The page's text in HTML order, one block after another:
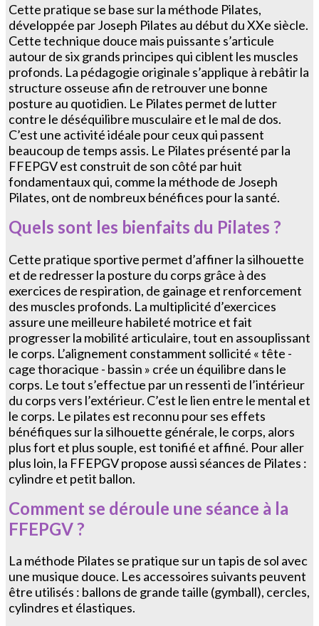
Cette pratique se base sur la méthode Pilates,
développée par Joseph Pilates au début du XXe siècle.
Cette technique douce mais puissante s’articule
autour de six grands principes qui ciblent les muscles
profonds. La pédagogie originale s’applique à rebâtir la
structure osseuse afin de retrouver une bonne
posture au quotidien. Le Pilates permet de lutter
contre le déséquilibre musculaire et le mal de dos.
C’est une activité idéale pour ceux qui passent
beaucoup de temps assis. Le Pilates présenté par la
FFEPGV est construit de son côté par huit
fondamentaux qui, comme la méthode de Joseph
Pilates, ont de nombreux bénéfices pour la santé.
Quels sont les bienfaits du Pilates ?
Cette pratique sportive permet d’affiner la silhouette
et de redresser la posture du corps grâce à des
exercices de respiration, de gainage et renforcement
des muscles profonds. La multiplicité d’exercices
assure une meilleure habileté motrice et fait
progresser la mobilité articulaire, tout en assouplissant
le corps. L’alignement constamment sollicité « tête -
cage thoracique - bassin » crée un équilibre dans le
corps. Le tout s’effectue par un ressenti de l’intérieur
du corps vers l’extérieur. C’est le lien entre le mental et
le corps. Le pilates est reconnu pour ses effets
bénéfiques sur la silhouette générale, le corps, alors
plus fort et plus souple, est tonifié et affiné. Pour aller
plus loin, la FFEPGV propose aussi séances de Pilates :
cylindre et petit ballon.
Comment se déroule une séance à la
FFEPGV ?
La méthode Pilates se pratique sur un tapis de sol avec
une musique douce. Les accessoires suivants peuvent
être utilisés : ballons de grande taille (gymball), cercles,
cylindres et élastiques.